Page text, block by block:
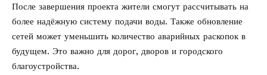
После завершения проекта жители смогут рассчитывать на
более надёжную систему подачи воды. Также обновление
сетей может уменьшить количество аварийных раскопок в
будущем. Это важно для дорог, дворов и городского
благоустройства.